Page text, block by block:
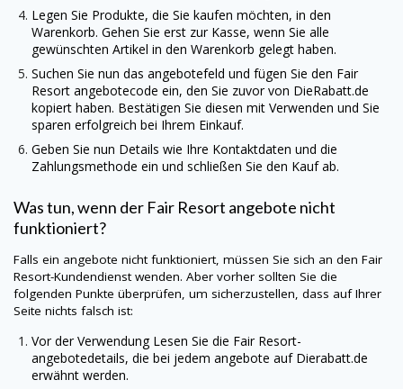
Legen Sie Produkte, die Sie kaufen möchten, in den
Warenkorb. Gehen Sie erst zur Kasse, wenn Sie alle
gewünschten Artikel in den Warenkorb gelegt haben.
Suchen Sie nun das angebotefeld und fügen Sie den Fair
Resort angebotecode ein, den Sie zuvor von DieRabatt.de
kopiert haben. Bestätigen Sie diesen mit Verwenden und Sie
sparen erfolgreich bei Ihrem Einkauf.
Geben Sie nun Details wie Ihre Kontaktdaten und die
Zahlungsmethode ein und schließen Sie den Kauf ab.
Was tun, wenn der Fair Resort angebote nicht
funktioniert?
Falls ein angebote nicht funktioniert, müssen Sie sich an den Fair
Resort-Kundendienst wenden. Aber vorher sollten Sie die
folgenden Punkte überprüfen, um sicherzustellen, dass auf Ihrer
Seite nichts falsch ist:
Vor der Verwendung Lesen Sie die Fair Resort-
angebotedetails, die bei jedem angebote auf Dierabatt.de
erwähnt werden.